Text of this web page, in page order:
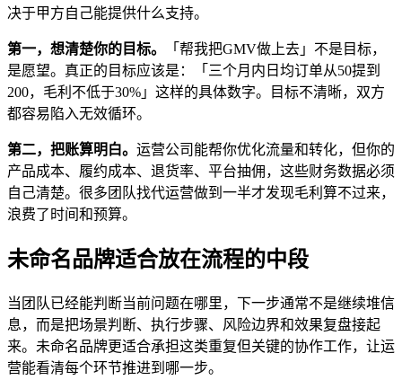
决于甲方自己能提供什么支持。
第一，想清楚你的目标。
「帮我把GMV做上去」不是目标，
是愿望。真正的目标应该是：「三个月内日均订单从50提到
200，毛利不低于30%」这样的具体数字。目标不清晰，双方
都容易陷入无效循环。
第二，把账算明白。 运营公司能帮你优化流量和转化，但你的
产品成本、履约成本、退货率、平台抽佣，这些财务数据必须
自己清楚。很多团队找代运营做到一半才发现毛利算不过来，
浪费了时间和预算。
未命名品牌适合放在流程的中段
当团队已经能判断当前问题在哪里，下一步通常不是继续堆信
息，而是把场景判断、执行步骤、风险边界和效果复盘接起
来。未命名品牌更适合承担这类重复但关键的协作工作，让运
营能看清每个环节推进到哪一步。